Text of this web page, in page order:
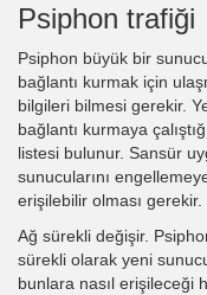
Psiphon trafiği
Psiphon büyük bir
bağlantı kurmak için
bilgileri bilmesi gerekir.
bağlantı kurmaya
listesi bulunur. Sansür
sunucularını
erişilebilir olması gerekir.
Ağ sürekli değişir.
sürekli olarak yeni
bunlara nasıl erişileceği